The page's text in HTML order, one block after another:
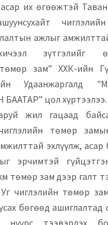
их өгөөжтэй
ажлыг
зүтгэлийг
зам” ХХК-ийн
Удаанжаргалд
цол
жил гацаад
төмөр
эхлүүлж, асар
эрчимтэй
төмөр зам дээр галт
чиглэлийн төмөр
бөгөөд
тээвэрлэх